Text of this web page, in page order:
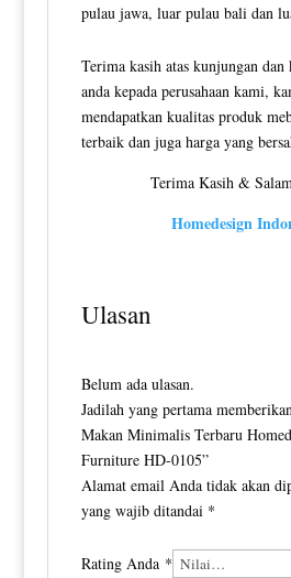
pulau jawa, luar pulau bali dan
Terima kasih atas kunjungan dan
anda kepada perusahaan kami,
mendapatkan kualitas produk
terbaik dan juga harga yang
Terima Kasih &
Homedesign
Ulasan
Belum ada ulasan.
Jadilah yang pertama
Makan Minimalis Terbaru
Furniture HD-0105”
Alamat email Anda tidak akan
yang wajib ditandai *
Rating Anda *